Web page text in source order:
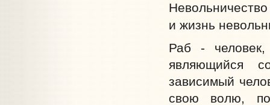
и жизнь
Раб -
являющийся
зависимый
свою волю,